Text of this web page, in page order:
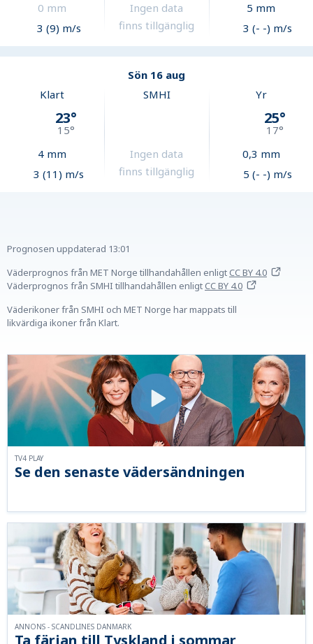
0 mm
3 (9) m/s
Ingen data
finns tillgänglig
5 mm
3 (- -) m/s
Sön 16 aug
Klart
23°
15°
4 mm
3 (11) m/s
SMHI
Ingen data
finns tillgänglig
Yr
25°
17°
0,3 mm
5 (- -) m/s
Prognosen uppdaterad 13:01
Väderprognos från MET Norge tillhandahållen enligtCC BY 4.0
Väderprognos från SMHI tillhandahållen enligtCC BY 4.0
Väderikoner från SMHI och MET Norge har mappats till
likvärdiga ikoner från Klart.
Se den senaste vädersändningen
TV4 PLAY
ANNONS - SCANDLINES DANMARK